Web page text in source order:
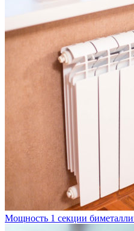
Мощность 1 секции